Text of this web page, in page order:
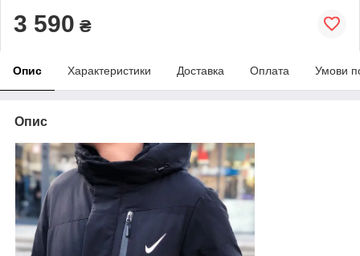
3 590 ₴
Опис Характеристики Доставка Оплата Умови
Опис